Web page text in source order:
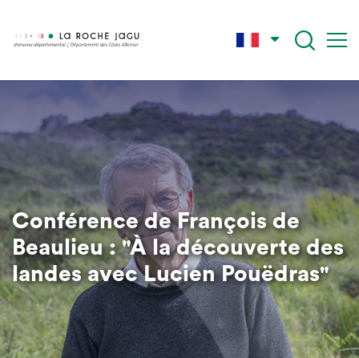
contenu
principal
Conférence de François de
Beaulieu : "À la découverte des
landes avec Lucien Pouëdras"